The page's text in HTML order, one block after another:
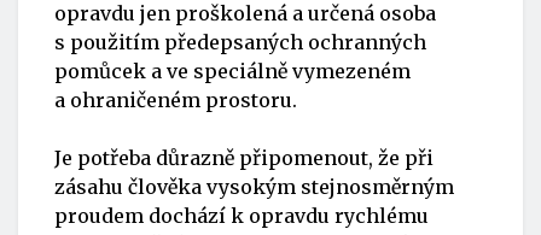
opravdu jen proškolená a určená osoba
s použitím předepsaných ochranných
pomůcek a ve speciálně vymezeném
a ohraničeném prostoru.
Je potřeba důrazně připomenout, že při
zásahu člověka vysokým stejnosměrným
proudem dochází k opravdu rychlému